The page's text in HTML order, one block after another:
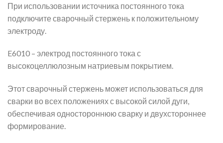
При использовании источника постоянного тока
подключите сварочный стержень к положительному
электроду.
E6010 – электрод постоянного тока с
высокоцеллюлозным натриевым покрытием.
Этот сварочный стержень может использоваться для
сварки во всех положениях с высокой силой дуги,
обеспечивая одностороннюю сварку и двухстороннее
формирование.